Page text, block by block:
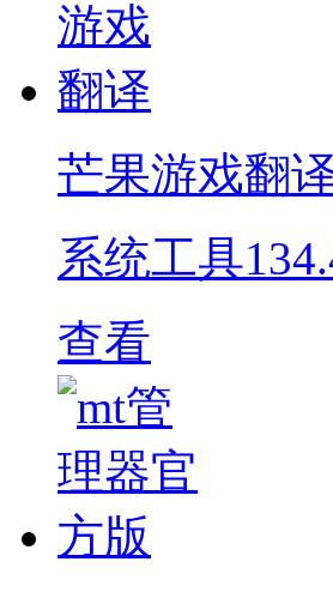
芒果游戏翻
系统工具
查看